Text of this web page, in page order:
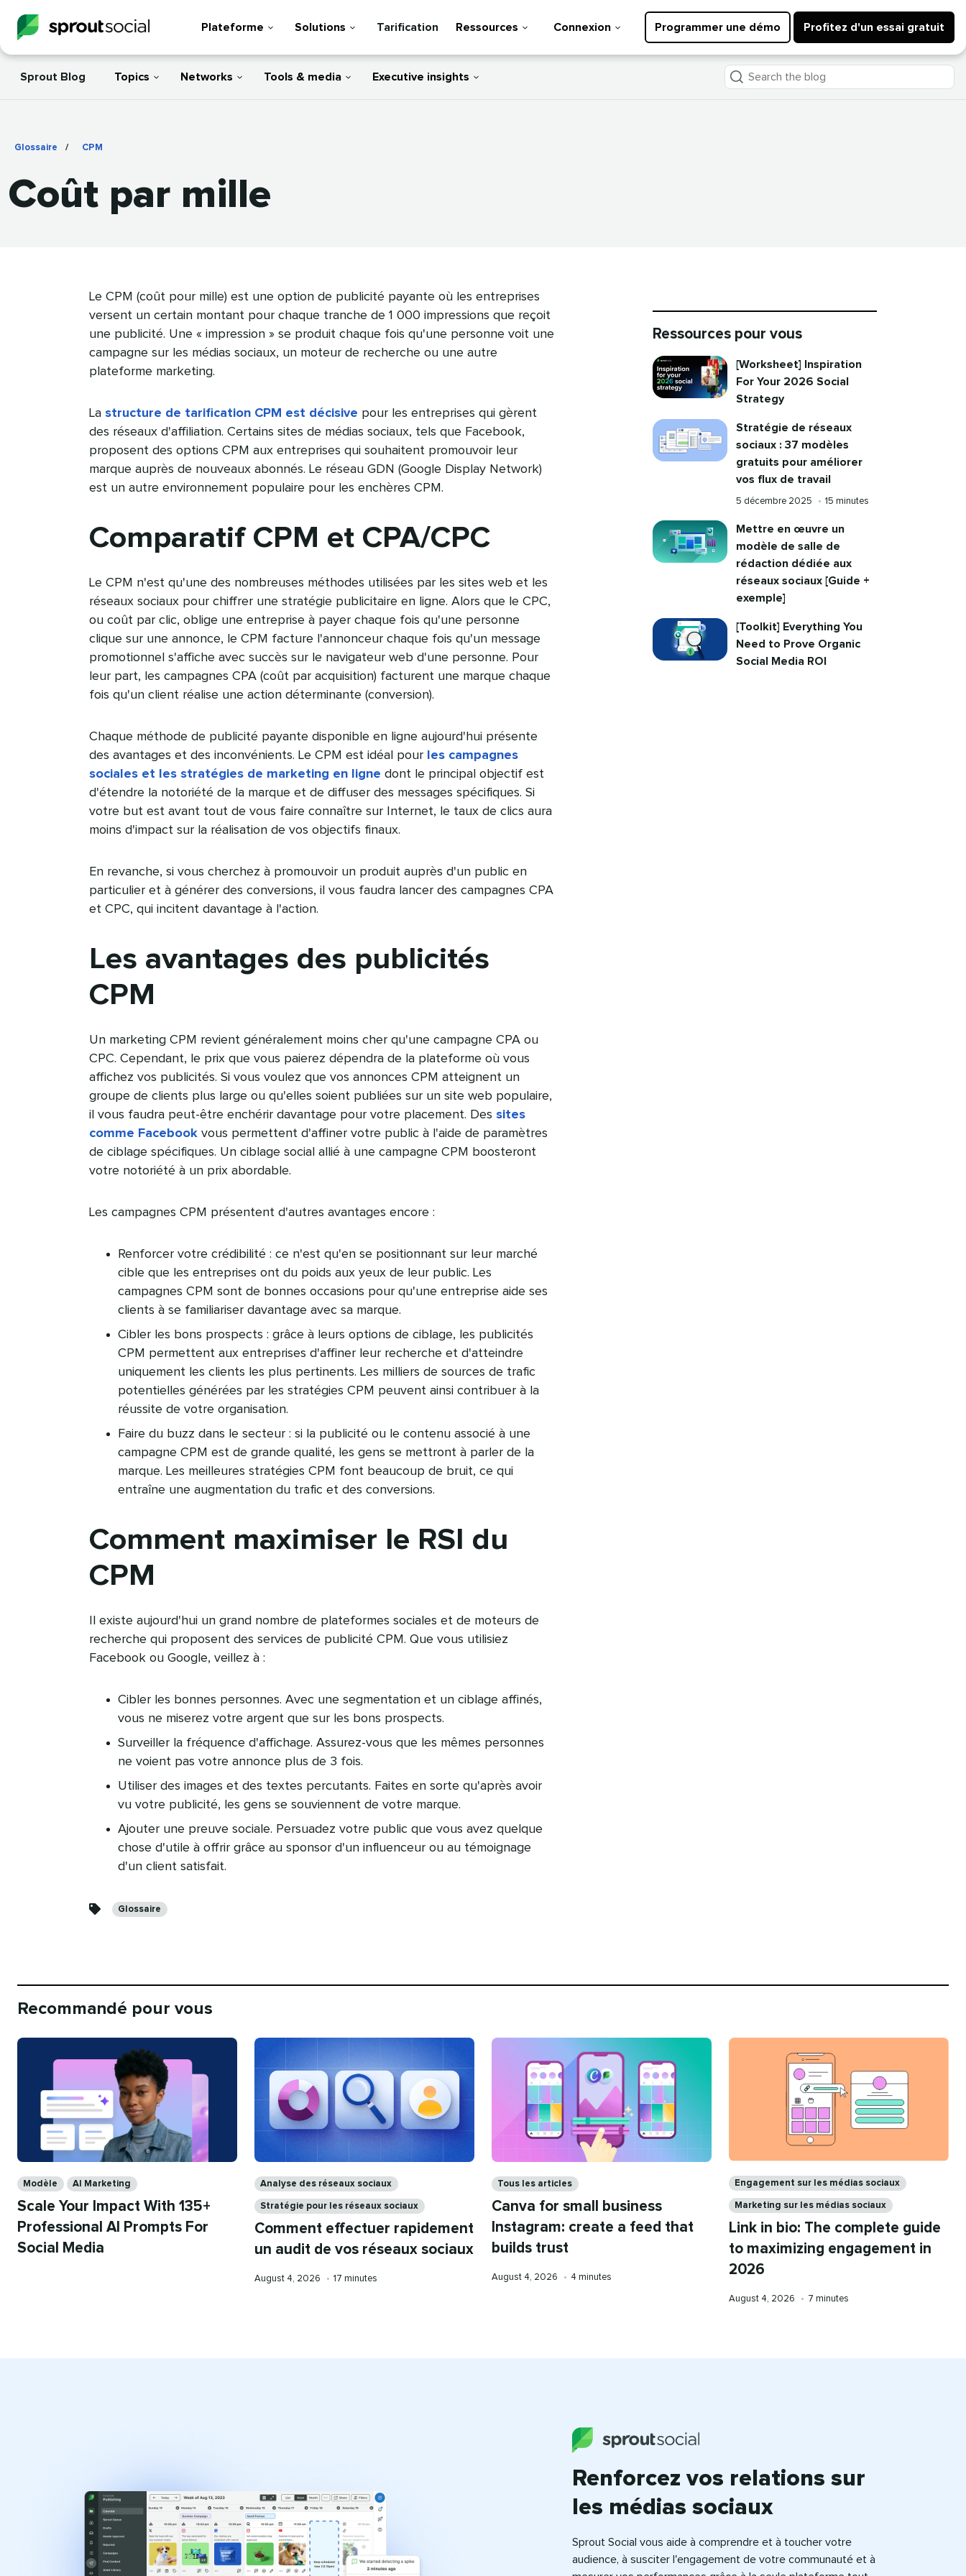
Plateforme Solutions Tarification Ressources Connexion Programmer une démo Profitez d'un essai gratuit
Sprout Blog Topics Networks Tools & media Executive insights
Search
Glossaire / CPM
Coût par mille​​
Le CPM (coût pour mille) est une option de publicité payante où les entreprises
versent un certain montant pour chaque tranche de 1 000 impressions que reçoit
une publicité. Une « impression » se produit chaque fois qu'une personne voit une
campagne sur les médias sociaux, un moteur de recherche ou une autre
plateforme marketing.​​
La structure de tarification CPM est décisive pour les entreprises qui gèrent
des réseaux d'affiliation. Certains sites de médias sociaux, tels que Facebook,
proposent des options CPM aux entreprises qui souhaitent promouvoir leur
marque auprès de nouveaux abonnés. Le réseau GDN (Google Display Network)
est un autre environnement populaire pour les enchères CPM.​​
Comparatif CPM et CPA/CPC​​
Le CPM n'est qu'une des nombreuses méthodes utilisées par les sites web et les
réseaux sociaux pour chiffrer une stratégie publicitaire en ligne. Alors que le CPC,
ou coût par clic, oblige une entreprise à payer chaque fois qu'une personne
clique sur une annonce, le CPM facture l'annonceur chaque fois qu'un message
promotionnel s'affiche avec succès sur le navigateur web d'une personne. Pour
leur part, les campagnes CPA (coût par acquisition) facturent une marque chaque
fois qu'un client réalise une action déterminante (conversion).​​
Chaque méthode de publicité payante disponible en ligne aujourd'hui présente
des avantages et des inconvénients. Le CPM est idéal pour
les campagnes
sociales et les stratégies de marketing en ligne dont le principal objectif est
d'étendre la notoriété de la marque et de diffuser des messages spécifiques. Si
votre but est avant tout de vous faire connaître sur Internet, le taux de clics aura
moins d'impact sur la réalisation de vos objectifs finaux.​​
En revanche, si vous cherchez à promouvoir un produit auprès d'un public en
particulier et à générer des conversions, il vous faudra lancer des campagnes CPA
et CPC, qui incitent davantage à l'action.​​
Les avantages des publicités
CPM​​
Un marketing CPM revient généralement moins cher qu'une campagne CPA ou
CPC. Cependant, le prix que vous paierez dépendra de la plateforme où vous
affichez vos publicités. Si vous voulez que vos annonces CPM atteignent un
groupe de clients plus large ou qu'elles soient publiées sur un site web populaire,
il vous faudra peut-être enchérir davantage pour votre placement. Des sites
comme Facebook vous permettent d'affiner votre public à l'aide de paramètres
de ciblage spécifiques. Un ciblage social allié à une campagne CPM boosteront
votre notoriété à un prix abordable.​​
Les campagnes CPM présentent d'autres avantages encore :​​
Renforcer votre crédibilité : ce n'est qu'en se positionnant sur leur marché
cible que les entreprises ont du poids aux yeux de leur public. Les
campagnes CPM sont de bonnes occasions pour qu'une entreprise aide ses
clients à se familiariser davantage avec sa marque.​​
Cibler les bons prospects : grâce à leurs options de ciblage, les publicités
CPM permettent aux entreprises d'affiner leur recherche et d'atteindre
uniquement les clients les plus pertinents. Les milliers de sources de trafic
potentielles générées par les stratégies CPM peuvent ainsi contribuer à la
réussite de votre organisation.​​
Faire du buzz dans le secteur : si la publicité ou le contenu associé à une
campagne CPM est de grande qualité, les gens se mettront à parler de la
marque. Les meilleures stratégies CPM font beaucoup de bruit, ce qui
entraîne une augmentation du trafic et des conversions.​​
Comment maximiser le RSI du
CPM​​
Il existe aujourd'hui un grand nombre de plateformes sociales et de moteurs de
recherche qui proposent des services de publicité CPM. Que vous utilisiez
Facebook ou Google, veillez à :​​
Cibler les bonnes personnes. Avec une segmentation et un ciblage affinés,
vous ne miserez votre argent que sur les bons prospects.​​
Surveiller la fréquence d'affichage. Assurez-vous que les mêmes personnes
ne voient pas votre annonce plus de 3 fois.​​
Utiliser des images et des textes percutants. Faites en sorte qu'après avoir
vu votre publicité, les gens se souviennent de votre marque.​​
Ajouter une preuve sociale. Persuadez votre public que vous avez quelque
chose d'utile à offrir grâce au sponsor d'un influenceur ou au témoignage
d'un client satisfait.​​
Catégories​​
Glossaire​​
Ressources pour vous​​
[Worksheet] Inspiration
For Your 2026 Social
Strategy​​
Stratégie de réseaux
sociaux : 37 modèles
gratuits pour améliorer
vos flux de travail​​
Publié
5 décembre 2025​​ •​​ Reading
15 minutes​​
Mettre en œuvre un
modèle de salle de
rédaction dédiée aux
réseaux sociaux [Guide +
exemple]​​
[Toolkit] Everything You
Need to Prove Organic
Social Media ROI​​
Recommandé pour vous​​
Modèle​​ AI Marketing​​
Scale Your Impact With 135+
Professional AI Prompts For
Social Media​​
Analyse des réseaux sociaux​​
Stratégie pour les réseaux sociaux​​
Comment effectuer rapidement
un audit de vos réseaux sociaux​​
Published
August 4, 2026​​ •​​ Reading
17 minutes​​
Tous les articles​​
Canva for small business
Instagram: create a feed that
builds trust​​
Published
August 4, 2026​​ •​​ Temps
4 minutes​​
Engagement sur les médias sociaux​​
Marketing sur les médias sociaux​​
Link in bio: The complete guide
to maximizing engagement in
2026​​
Published
August 4, 2026​​ •​​ Temps
7 minutes​​
Renforcez vos relations sur
les médias sociaux​​
Sprout Social vous aide à comprendre et à toucher votre
audience, à susciter l'engagement de votre communauté et à